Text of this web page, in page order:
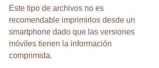
Este tipo de archivos no es
recomendable imprimirlos desde un
smartphone dado que las versiones
móviles tienen la información
comprimida.